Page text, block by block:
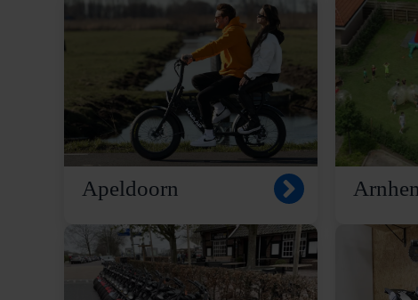
Apeldoorn